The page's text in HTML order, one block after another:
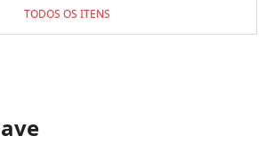
TODOS OS ITENS